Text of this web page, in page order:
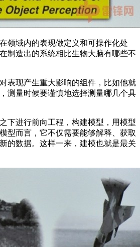
域内的表现做定义和可操作化处
制造出的系统相比生物大脑有哪些不
现产生重大影响的组件，比如他就
测量时候要谨慎地选择测量哪几个具
进行前向工程，构建模型，用模型
型而言，它不仅需要能够解释、获取
的数据。这样一来，建模也就是最关